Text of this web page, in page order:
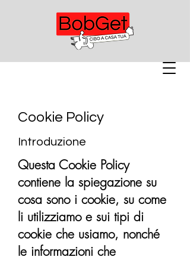
Cookie Policy
Introduzione
Questa Cookie Policy
contiene la spiegazione su
cosa sono i cookie, su come
li utilizziamo e sui tipi di
cookie che usiamo, nonché
le informazioni che